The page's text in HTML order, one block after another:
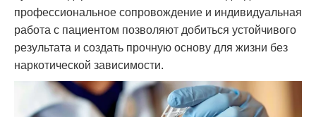
профессиональное сопровождение и индивидуальная
работа с пациентом позволяют добиться устойчивого
результата и создать прочную основу для жизни без
наркотической зависимости.